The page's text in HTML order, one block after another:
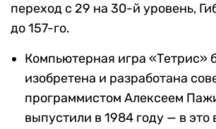
переход с 29 на 30-й уровень,
до 157-го.
Компьютерная игра «Тетрис»
изобретена и разработана
программистом Алексеем
выпустили в 1984 году — в это